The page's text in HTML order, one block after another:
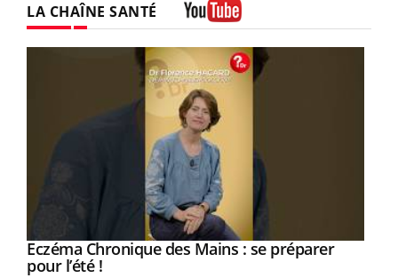
LA CHAÎNE SANTÉ
Youtube
Eczéma Chronique des Mains : se préparer
pour l’été !Youtube